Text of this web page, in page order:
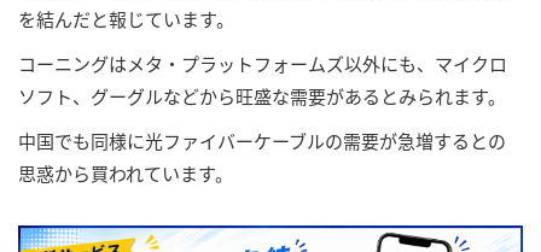
を結んだと報じています。
コーニングはメタ・プラットフォームズ以外にも、マイクロ
ソフト、グーグルなどから旺盛な需要があるとみられます。
中国でも同様に光ファイバーケーブルの需要が急増するとの
思惑から買われています。